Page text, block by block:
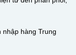
nhập hàng Trung